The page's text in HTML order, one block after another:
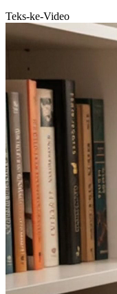
Teks-ke-Video